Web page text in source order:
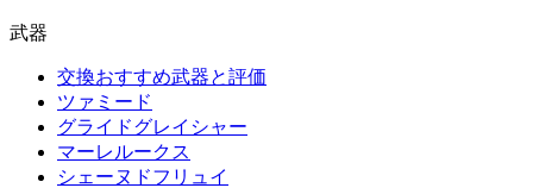
武器
交換おすすめ武器と評価
ツァミード
グライドグレイシャー
マーレルークス
シェーヌドフリュイ